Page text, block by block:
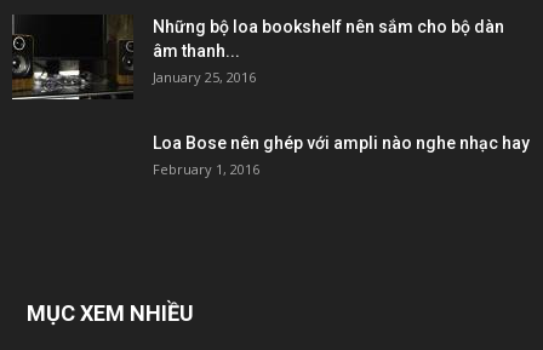
Những bộ loa bookshelf nên sắm cho bộ dàn
âm thanh...
January 25, 2016
Loa Bose nên ghép với ampli nào nghe nhạc hay
February 1, 2016
MỤC XEM NHIỀU